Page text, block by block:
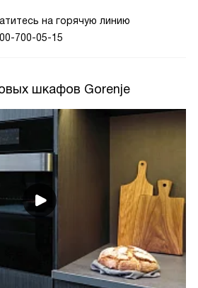
на горячую линию
700-05-15
шкафов Gorenje